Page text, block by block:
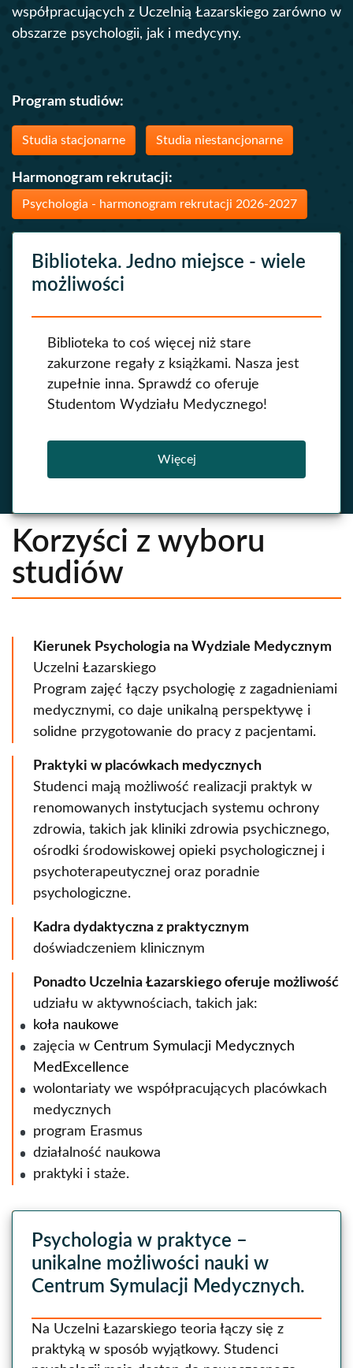
współpracujących z Uczelnią Łazarskiego zarówno w
obszarze psychologii, jak i medycyny.
Program studiów:
Studia stacjonarne Studia niestancjonarne
Harmonogram rekrutacji:
Psychologia - harmonogram rekrutacji 2026-2027
Biblioteka. Jedno miejsce - wiele
możliwości
Biblioteka to coś więcej niż stare
zakurzone regały z książkami. Nasza jest
zupełnie inna. Sprawdź co oferuje
Studentom Wydziału Medycznego!
Więcej
Korzyści z wyboru
studiów
Kierunek Psychologia na Wydziale Medycznym
Uczelni Łazarskiego
Program zajęć łączy psychologię z zagadnieniami
medycznymi, co daje unikalną perspektywę i
solidne przygotowanie do pracy z pacjentami.
Praktyki w placówkach medycznych
Studenci mają możliwość realizacji praktyk w
renomowanych instytucjach systemu ochrony
zdrowia, takich jak kliniki zdrowia psychicznego,
ośrodki środowiskowej opieki psychologicznej i
psychoterapeutycznej oraz poradnie
psychologiczne.
Kadra dydaktyczna z praktycznym
doświadczeniem klinicznym
Ponadto Uczelnia Łazarskiego oferuje możliwość
udziału w aktywnościach, takich jak:
koła naukowe
zajęcia w Centrum Symulacji Medycznych
MedExcellence
wolontariaty we współpracujących placówkach
medycznych
program Erasmus
działalność naukowa
praktyki i staże.
Psychologia w praktyce –
unikalne możliwości nauki w
Centrum Symulacji Medycznych.
Na Uczelni Łazarskiego teoria łączy się z
praktyką w sposób wyjątkowy. Studenci